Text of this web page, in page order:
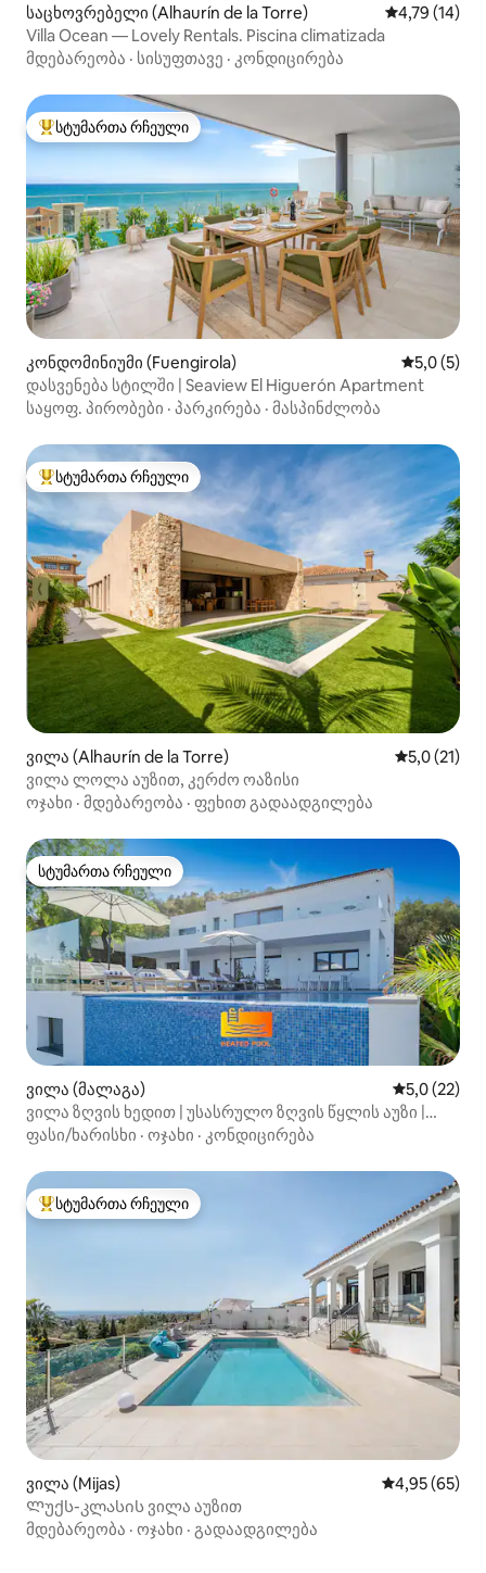
საცხოვრებელი (Alhaurín de la Torre) საშუალო
4,79 (14)
Villa Ocean — Lovely Rentals. Piscina climatizada
მდებარეობა · სისუფთავე · კონდიცირება
სტუმართა რჩეული მოწინავე ვარიანტი
სტუმართა რჩეული
კონდომინიუმი (Fuengirola) საშუალო
5,0 (5)
დასვენება სტილში | Seaview El Higuerón Apartment
საყოფ. პირობები · პარკირება · მასპინძლობა
სტუმართა რჩეული მოწინავე ვარიანტი
სტუმართა რჩეული
ვილა (Alhaurín de la Torre) საშუალო
5,0 (21)
ვილა ლოლა აუზით, კერძო ოაზისი
ოჯახი · მდებარეობა · ფეხით გადაადგილება
სტუმართა რჩეული
სტუმართა რჩეული
ვილა (მალაგა) საშუალო
5,0 (22)
ვილა ზღვის ხედით | უსასრულო ზღვის წყლის აუზი |
მალაგა
ფასი/ხარისხი · ოჯახი · კონდიცირება
სტუმართა რჩეული მოწინავე ვარიანტი
სტუმართა რჩეული
ვილა (Mijas) საშუალო
4,95 (65)
Ლუქს-კლასის ვილა აუზით
მდებარეობა · ოჯახი · გადაადგილება